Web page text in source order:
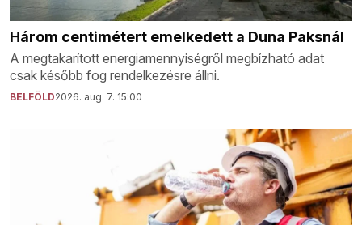
Három centimétert emelkedett a Duna Paksnál
A megtakarított energiamennyiségről megbízható adat
csak később fog rendelkezésre állni.
BELFÖLD2026. aug. 7. 15:00